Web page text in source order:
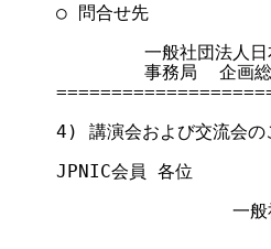
○ 問合せ先
一般社団法人日
事務局  企画
4) 講演会および交流会の
JPNIC会員 各位
一般社